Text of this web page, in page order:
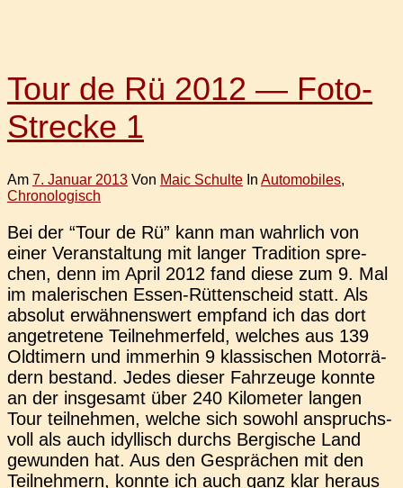
Tour de Rü 2012 — Foto-
Strecke 1
Am 7. Januar 2013 Von Maic Schulte In Automobiles,
Chronologisch
Bei der “Tour de Rü” kann man wahr­lich von
einer Ver­an­stal­tung mit langer Tra­di­ti­on spre­
chen, denn im April 2012 fand diese zum 9. Mal
im male­ri­schen Essen-Rüt­­ten­­scheid statt. Als
abso­lut erwäh­nens­wert emp­fand ich das dort
ange­tre­te­ne Teil­neh­mer­feld, wel­ches aus 139
Old­ti­mern und immer­hin 9 klas­si­schen Motor­rä­
dern bestand. Jedes dieser Fahr­zeu­ge konnte
an der ins­ge­samt über 240 Kilo­me­ter langen
Tour teil­neh­men, welche sich sowohl anspruchs­
voll als auch idyl­lisch durchs Ber­gi­sche Land
gewun­den hat. Aus den Gesprä­chen mit den
Teil­neh­mern, konnte ich auch ganz klar heraus